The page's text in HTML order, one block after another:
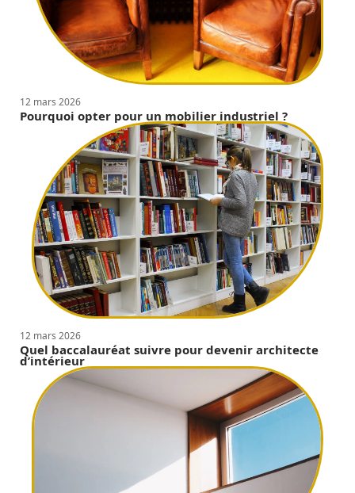
12 mars 2026
Pourquoi opter pour un mobilier industriel ?
12 mars 2026
Quel baccalauréat suivre pour devenir architecte
d’intérieur